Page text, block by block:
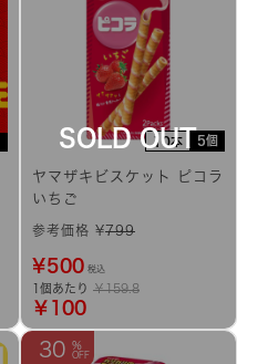
10本 5個
ヤマザキビスケット ピコラ
いちご
参考価格 ¥799
¥500 税込
1個あたり ￥159.8
￥100
30